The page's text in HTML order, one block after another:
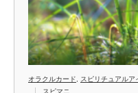
オラクルカード スピリチュアルア
スピマニ